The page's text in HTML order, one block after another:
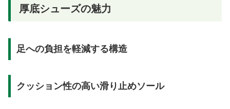
厚底シューズの魅力
足への負担を軽減する構造
クッション性の高い滑り止めソール